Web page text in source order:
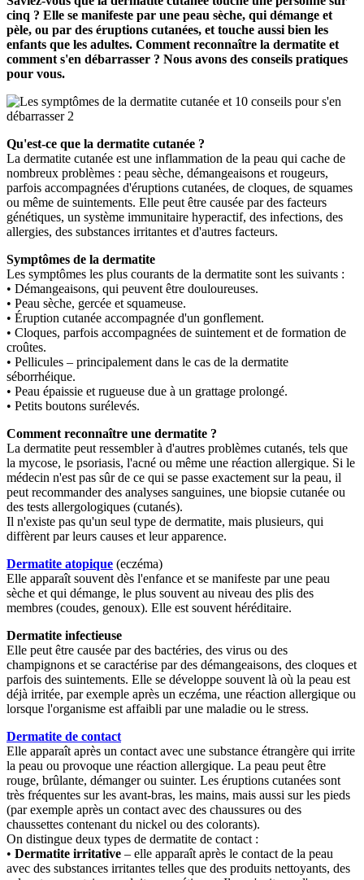
cinq ? Elle se manifeste par une peau sèche, qui démange et
pèle, ou par des éruptions cutanées, et touche aussi bien les
enfants que les adultes. Comment reconnaître la dermatite et
comment s'en débarrasser ? Nous avons des conseils pratiques
pour vous.
Qu'est-ce que la dermatite cutanée ?
La dermatite cutanée est une inflammation de la peau qui cache de
nombreux problèmes : peau sèche, démangeaisons et rougeurs,
parfois accompagnées d'éruptions cutanées, de cloques, de squames
ou même de suintements. Elle peut être causée par des facteurs
génétiques, un système immunitaire hyperactif, des infections, des
allergies, des substances irritantes et d'autres facteurs.
Symptômes de la dermatite
Les symptômes les plus courants de la dermatite sont les suivants :
• Démangeaisons, qui peuvent être douloureuses.
• Peau sèche, gercée et squameuse.
• Éruption cutanée accompagnée d'un gonflement.
• Cloques, parfois accompagnées de suintement et de formation de
croûtes.
• Pellicules – principalement dans le cas de la dermatite
séborrhéique.
• Peau épaissie et rugueuse due à un grattage prolongé.
• Petits boutons surélevés.
Comment reconnaître une dermatite ?
La dermatite peut ressembler à d'autres problèmes cutanés, tels que
la mycose, le psoriasis, l'acné ou même une réaction allergique. Si le
médecin n'est pas sûr de ce qui se passe exactement sur la peau, il
peut recommander des analyses sanguines, une biopsie cutanée ou
des tests allergologiques (cutanés).
Il n'existe pas qu'un seul type de dermatite, mais plusieurs, qui
diffèrent par leurs causes et leur apparence.
Dermatite atopique (eczéma)
Elle apparaît souvent dès l'enfance et se manifeste par une peau
sèche et qui démange, le plus souvent au niveau des plis des
membres (coudes, genoux). Elle est souvent héréditaire.
Dermatite infectieuse
Elle peut être causée par des bactéries, des virus ou des
champignons et se caractérise par des démangeaisons, des cloques et
parfois des suintements. Elle se développe souvent là où la peau est
déjà irritée, par exemple après un eczéma, une réaction allergique ou
lorsque l'organisme est affaibli par une maladie ou le stress.
Dermatite de contact
Elle apparaît après un contact avec une substance étrangère qui irrite
la peau ou provoque une réaction allergique. La peau peut être
rouge, brûlante, démanger ou suinter. Les éruptions cutanées sont
très fréquentes sur les avant-bras, les mains, mais aussi sur les pieds
(par exemple après un contact avec des chaussures ou des
chaussettes contenant du nickel ou des colorants).
On distingue deux types de dermatite de contact :
• Dermatite irritative – elle apparaît après le contact de la peau
avec des substances irritantes telles que des produits nettoyants, des